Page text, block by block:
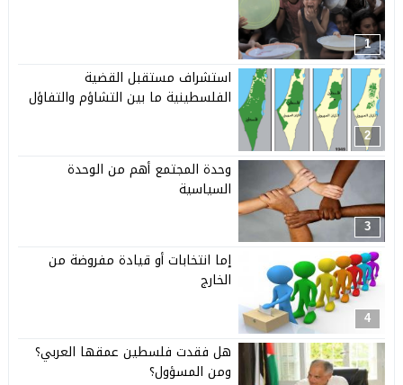
1
2
استشراف مستقبل القضية
الفلسطينية ما بين التشاؤم والتفاؤل
3
وحدة المجتمع أهم من الوحدة
السياسية
4
إما انتخابات أو قيادة مفروضة من
الخارج
هل فقدت فلسطين عمقها العربي؟
ومن المسؤول؟